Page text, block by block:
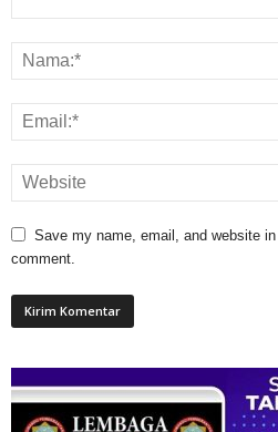
Save my name, email, and website
comment.